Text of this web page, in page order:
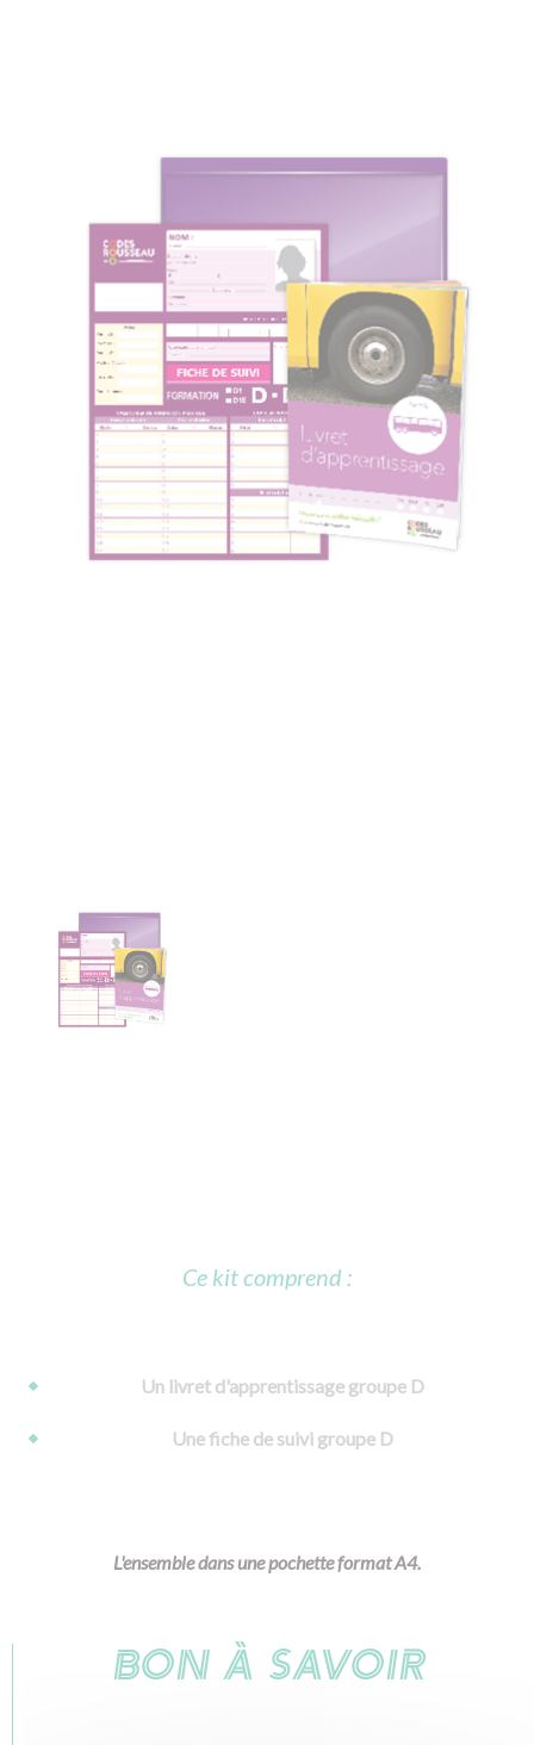
Ce kit comprend :
Un livret d'apprentissage groupe D
Une fiche de suivi groupe D
L'ensemble dans une pochette format A4.
BON À SAVOIR